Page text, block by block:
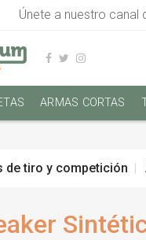
Únete a nuestro canal
ARMAS CORTAS
de tiro y competición